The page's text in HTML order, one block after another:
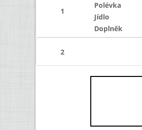
1
Polévka
Jídlo
Doplněk
2